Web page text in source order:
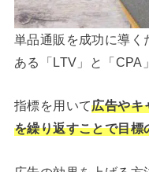
単品通販を成功に導く
ある「LTV」と「CPA
指標を用いて広告やキ
を繰り返すことで目標